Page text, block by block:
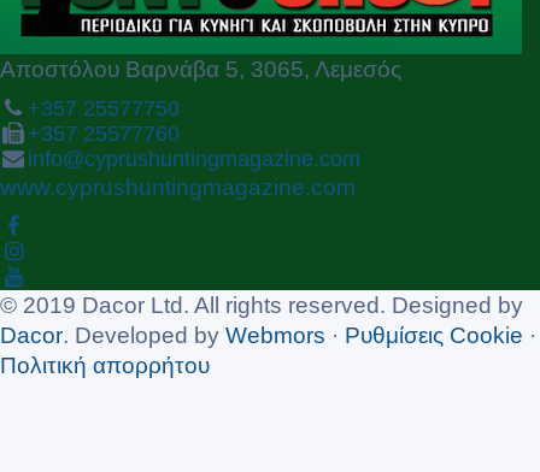
Αποστόλου Βαρνάβα 5, 3065, Λεμεσός
+357 25577750
+357 25577760
info@cyprushuntingmagazine.com
www.cyprushuntingmagazine.com
© 2019 Dacor Ltd. All rights reserved. Designed by
Dacor. Developed by Webmors · Ρυθμίσεις Cookie ·
Πολιτική απορρήτου